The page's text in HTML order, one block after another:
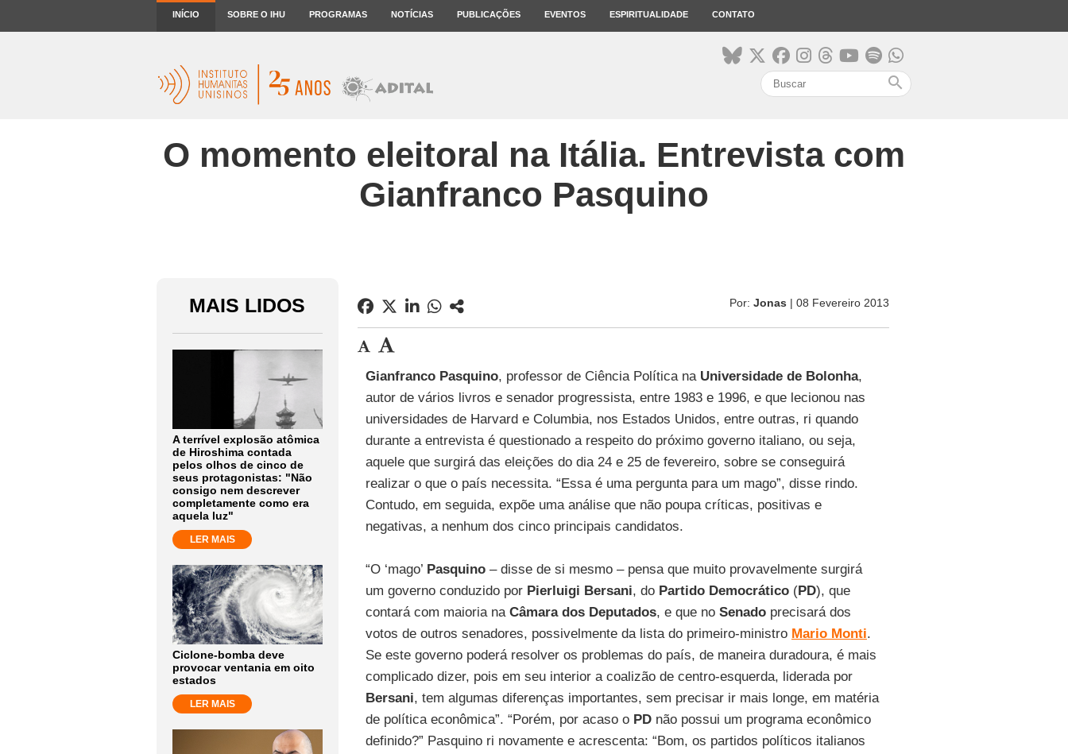
INÍCIO SOBRE O IHU PROGRAMAS NOTÍCIAS PUBLICAÇÕES EVENTOS ESPIRITUALIDADE CONTATO
search
O momento eleitoral na Itália. Entrevista com
Gianfranco Pasquino
MAIS LIDOS
A terrível explosão atômica
de Hiroshima contada
pelos olhos de cinco de
seus protagonistas: "Não
consigo nem descrever
completamente como era
aquela luz"
LER MAIS
Ciclone-bomba deve
provocar ventania em oito
estados
LER MAIS
Por: Jonas | 08 Fevereiro 2013
Gianfranco Pasquino, professor de Ciência Política na Universidade de Bolonha,
autor de vários livros e senador progressista, entre 1983 e 1996, e que lecionou nas
universidades de Harvard e Columbia, nos Estados Unidos, entre outras, ri quando
durante a entrevista é questionado a respeito do próximo governo italiano, ou seja,
aquele que surgirá das eleições do dia 24 e 25 de fevereiro, sobre se conseguirá
realizar o que o país necessita. “Essa é uma pergunta para um mago”, disse rindo.
Contudo, em seguida, expõe uma análise que não poupa críticas, positivas e
negativas, a nenhum dos cinco principais candidatos.
“O ‘mago’ Pasquino – disse de si mesmo – pensa que muito provavelmente surgirá
um governo conduzido por Pierluigi Bersani, do Partido Democrático(PD), que
contará com maioria na Câmara dos Deputados, e que no Senado precisará dos
votos de outros senadores, possivelmente da lista do primeiro-ministro Mario Monti.
Se este governo poderá resolver os problemas do país, de maneira duradoura, é mais
complicado dizer, pois em seu interior a coalizão de centro-esquerda, liderada por
Bersani, tem algumas diferenças importantes, sem precisar ir mais longe, em matéria
de política econômica”. “Porém, por acaso o PD não possui um programa econômico
definido?” Pasquino ri novamente e acrescenta: “Bom, os partidos políticos italianos